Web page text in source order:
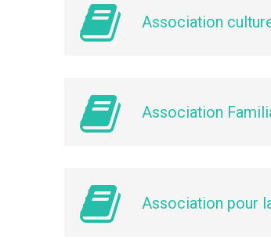
Association
Association
Association pour